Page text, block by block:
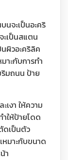
จะเป็นอะคริ
ะเป็นสแตน
ผิวอะคริลิค
าะกับการทำ
มถนน ป้าย
งา ให้ความ
ให้ป้ายโดด
ดเป็นตัว
มาะกับขนาด
า